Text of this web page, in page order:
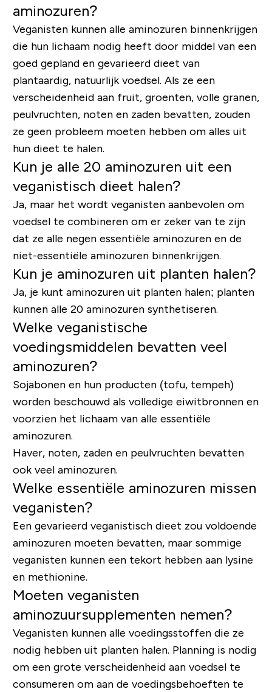
aminozuren?
Veganisten kunnen alle aminozuren binnenkrijgen
die hun lichaam nodig heeft door middel van een
goed gepland en gevarieerd dieet van
plantaardig, natuurlijk voedsel. Als ze een
verscheidenheid aan fruit, groenten, volle granen,
peulvruchten, noten en zaden bevatten, zouden
ze geen probleem moeten hebben om alles uit
hun dieet te halen.
Kun je alle 20 aminozuren uit een
veganistisch dieet halen?
Ja, maar het wordt veganisten aanbevolen om
voedsel te combineren om er zeker van te zijn
dat ze alle negen essentiële aminozuren en de
niet-essentiële aminozuren binnenkrijgen.
Kun je aminozuren uit planten halen?
Ja, je kunt aminozuren uit planten halen; planten
kunnen alle 20 aminozuren synthetiseren.
Welke veganistische
voedingsmiddelen bevatten veel
aminozuren?
Sojabonen en hun producten (tofu, tempeh)
worden beschouwd als volledige eiwitbronnen en
voorzien het lichaam van alle essentiële
aminozuren.
Haver, noten, zaden en peulvruchten bevatten
ook veel aminozuren.
Welke essentiële aminozuren missen
veganisten?
Een gevarieerd veganistisch dieet zou voldoende
aminozuren moeten bevatten, maar sommige
veganisten kunnen een tekort hebben aan lysine
en methionine.
Moeten veganisten
aminozuursupplementen nemen?
Veganisten kunnen alle voedingsstoffen die ze
nodig hebben uit planten halen. Planning is nodig
om een ​​grote verscheidenheid aan voedsel te
consumeren om aan de voedingsbehoeften te